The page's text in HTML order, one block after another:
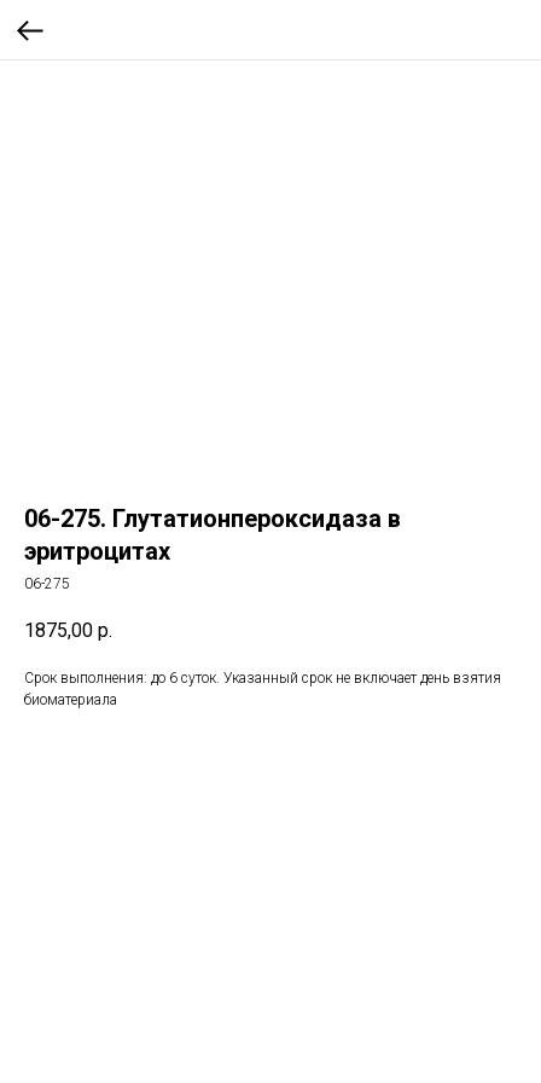
06-275. Глутатионпероксидаза в
эритроцитах
06-275
1875,00 р.
Срок выполнения: до 6 суток. Указанный срок не включает день взятия
биоматериала